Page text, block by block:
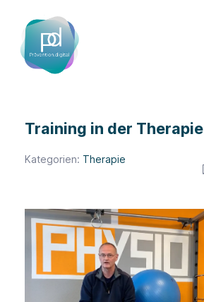
springen
Training in der Therapie
Kategorien: Therapie